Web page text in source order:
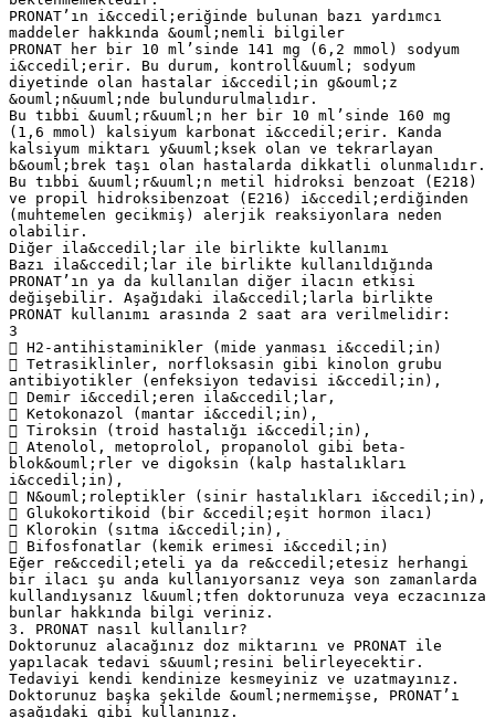
PRONAT’ın i&ccedil;eriğinde bulunan bazı yardımcı
maddeler hakkında &ouml;nemli bilgiler
PRONAT her bir 10 ml’sinde 141 mg (6,2 mmol) sodyum
i&ccedil;erir. Bu durum, kontroll&uuml; sodyum
diyetinde olan hastalar i&ccedil;in g&ouml;z
&ouml;n&uuml;nde bulundurulmalıdır.
Bu tıbbi &uuml;r&uuml;n her bir 10 ml’sinde 160 mg
(1,6 mmol) kalsiyum karbonat i&ccedil;erir. Kanda
kalsiyum miktarı y&uuml;ksek olan ve tekrarlayan
b&ouml;brek taşı olan hastalarda dikkatli olunmalıdır.
Bu tıbbi &uuml;r&uuml;n metil hidroksi benzoat (E218)
ve propil hidroksibenzoat (E216) i&ccedil;erdiğinden
(muhtemelen gecikmiş) alerjik reaksiyonlara neden
olabilir.
Diğer ila&ccedil;lar ile birlikte kullanımı
Bazı ila&ccedil;lar ile birlikte kullanıldığında
PRONAT’ın ya da kullanılan diğer ilacın etkisi
değişebilir. Aşağıdaki ila&ccedil;larla birlikte
PRONAT kullanımı arasında 2 saat ara verilmelidir:
3
 H2-antihistaminikler (mide yanması i&ccedil;in)
 Tetrasiklinler, norfloksasin gibi kinolon grubu
antibiyotikler (enfeksiyon tedavisi i&ccedil;in),
 Demir i&ccedil;eren ila&ccedil;lar,
 Ketokonazol (mantar i&ccedil;in),
 Tiroksin (troid hastalığı i&ccedil;in),
 Atenolol, metoprolol, propanolol gibi beta-
blok&ouml;rler ve digoksin (kalp hastalıkları
i&ccedil;in),
 N&ouml;roleptikler (sinir hastalıkları i&ccedil;in),
 Glukokortikoid (bir &ccedil;eşit hormon ilacı)
 Klorokin (sıtma i&ccedil;in),
 Bifosfonatlar (kemik erimesi i&ccedil;in)
Eğer re&ccedil;eteli ya da re&ccedil;etesiz herhangi
bir ilacı şu anda kullanıyorsanız veya son zamanlarda
kullandıysanız l&uuml;tfen doktorunuza veya eczacınıza
bunlar hakkında bilgi veriniz.
3. PRONAT nasıl kullanılır?
Doktorunuz alacağınız doz miktarını ve PRONAT ile
yapılacak tedavi s&uuml;resini belirleyecektir.
Tedaviyi kendi kendinize kesmeyiniz ve uzatmayınız.
Doktorunuz başka şekilde &ouml;nermemişse, PRONAT’ı
aşağıdaki gibi kullanınız.